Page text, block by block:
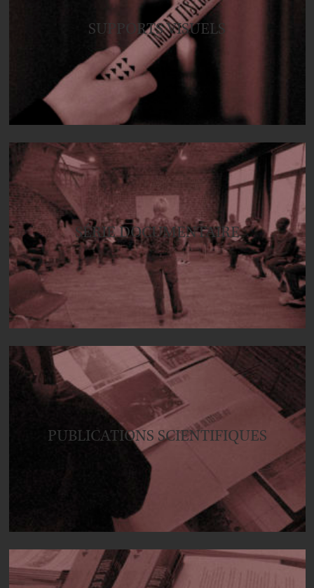
SUPPORTS VISUELS
SÉRIE DOCUMENTAIRE
PUBLICATIONS SCIENTIFIQUES